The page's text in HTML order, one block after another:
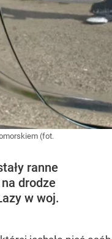
(fot.
ranne
drodze
w woj.